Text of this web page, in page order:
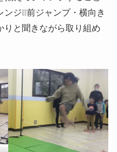
ジ❕❕前ジャンプ・横向き
りと聞きながら取り組め